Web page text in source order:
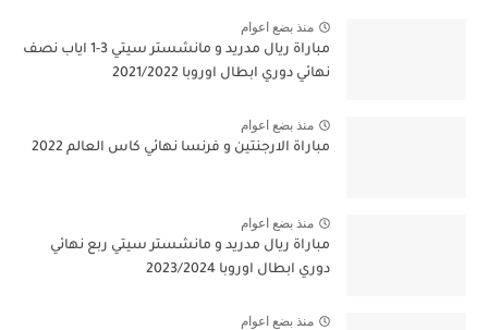
منذ بضع اعوام
مباراة ريال مدريد و مانشستر سيتي 3-1 اياب نصف
نهائي دوري ابطال اوروبا 2021/2022
منذ بضع اعوام
مباراة الارجنتين و فرنسا نهائي كاس العالم 2022
منذ بضع اعوام
مباراة ريال مدريد و مانشستر سيتي ربع نهائي
دوري ابطال اوروبا 2023/2024
منذ بضع اعوام